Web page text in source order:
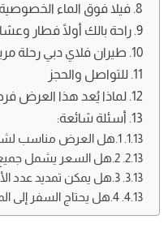
فيلا فوق الماء
راحة بالك أولًا فطار
طيران فلاي دبي رحلة
للتواصل والحجز
لماذا يُعد هذا العرض
أسئلة شائعة:
1.هل العرض مناسب لشهر العسل؟
2.هل السعر يشمل جميع الضرائب؟
3.هل يمكن تمديد عدد الأيام؟
4.هل يحتاج السفر إلى المالديف فيزا مسبقة؟